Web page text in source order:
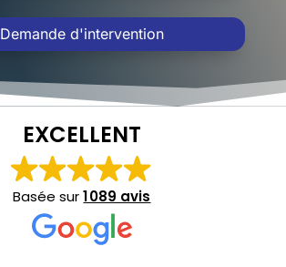
Demande d'intervention
EXCELLENT
Basée sur1 089 avis